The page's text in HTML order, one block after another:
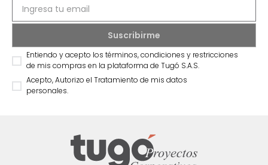
Entiendo y acepto los términos, condiciones y restricciones
de mis compras en la plataforma de Tugó S.A.S.
Acepto, Autorizo el Tratamiento de mis datos
personales.